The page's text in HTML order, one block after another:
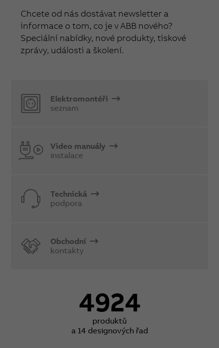
Chcete od nás dostávat newsletter a
informace o tom, co je v ABB nového?
Speciální nabídky, nové produkty, tiskové
zprávy, události a školení.
Elektromontéři
seznam
Video manuály
instalace
Technická
podpora
Obchodní
kontakty
4924
produktů
a 14 designových řad